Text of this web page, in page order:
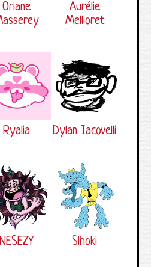
Oriane
Aurélie
Mellioret
Ryalia Dylan Iacovelli
NESEZY Slhoki